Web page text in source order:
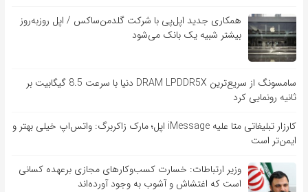
همکاری جدید اپل‌پی با شرکت گلدمن‌ساکس / اپل روزبه‌روز
بیشتر شبیه یک بانک می‌شود
سامسونگ از سریع‌ترین DRAM LPDDR5X دنیا با سرعت 8.5 گیگابیت بر
ثانیه رونمایی کرد
کارزار تبلیغاتی متا علیه iMessage اپل؛ مارک زاکربرگ: واتس‌اپ خیلی بهتر و
ایمن‌تر است
وزیر ارتباطات: خسارت کسب‌وکارهای مجازی برعهده کسانی
است که اغتشاش و آشوب به وجود آورده‌اند